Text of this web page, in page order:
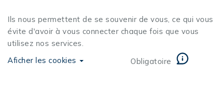
Ils nous permettent de se souvenir de vous, ce qui vous
évite d'avoir à vous connecter chaque fois que vous
utilisez nos services.
Aficher les cookies
Obligatoire